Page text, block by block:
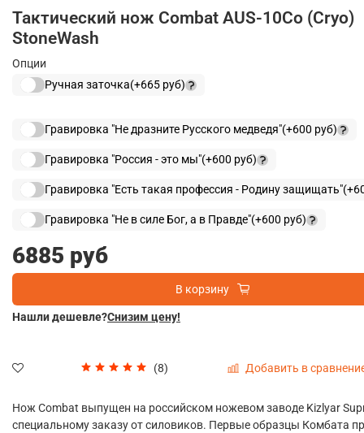
Тактический нож Combat AUS-10Co (Cryo)
StoneWash
(8) Добавить в
Опции
Ручная заточка(+665 руб)
Гравировка "Не дразните Русского медведя"(+600 руб)
Гравировка "Россия - это мы"(+600 руб)
Гравировка "Есть такая профессия - Родину защищать"(+
Гравировка "Не в силе Бог, а в Правде"(+600 руб)
6885 руб
В корзину
Нашли дешевле?Снизим цену!
Нож Combat выпущен на российском ножевом заводе Kizlyar
специальному заказу от силовиков. Первые образцы Комбата